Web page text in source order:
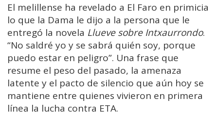
El melillense ha revelado a El Faro en primicia
lo que la Dama le dijo a la persona que le
entregó la novela Llueve sobre Intxaurrondo.
“No saldré yo y se sabrá quién soy, porque
puedo estar en peligro”. Una frase que
resume el peso del pasado, la amenaza
latente y el pacto de silencio que aún hoy se
mantiene entre quienes vivieron en primera
línea la lucha contra ETA.